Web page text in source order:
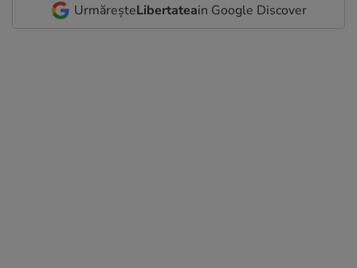
UrmăreșteLibertateain Google Discover